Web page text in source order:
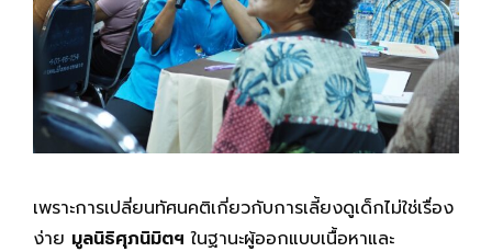
เพราะการเปลี่ยนทัศนคติเกี่ยวกับการเลี้ยงดูเด็กไม่ใช่เรื่อง
ง่าย มูลนิธิศุภนิมิตฯในฐานะผู้ออกแบบเนื้อหาและ